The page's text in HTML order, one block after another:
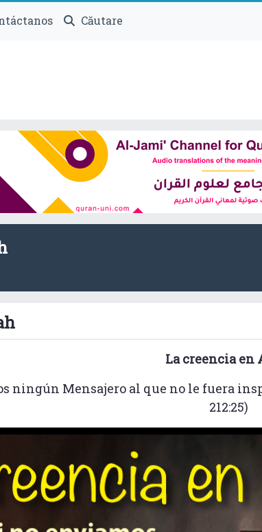
Căutare
La creencia en
ningún Mensajero al que no le fuera
212:25)